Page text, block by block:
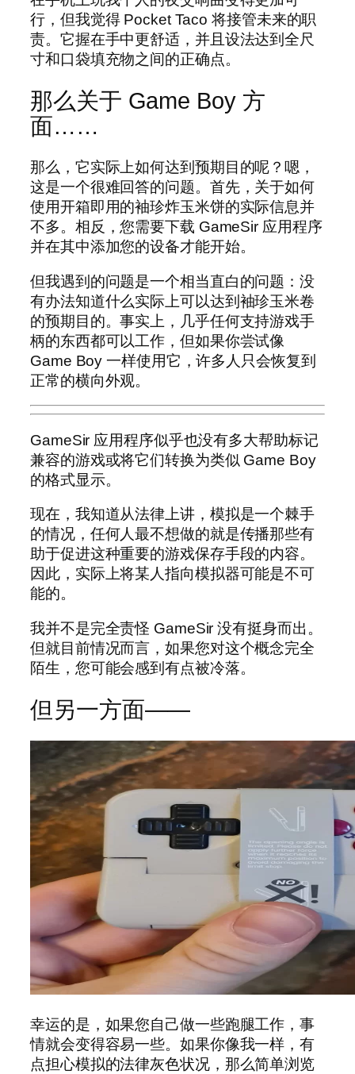
行，但我觉得 Pocket Taco 将接管未来的职
责。它握在手中更舒适，并且设法达到全尺
寸和口袋填充物之间的正确点。
那么关于 Game Boy 方
面……
那么，它实际上如何达到预期目的呢？嗯，
这是一个很难回答的问题。首先，关于如何
使用开箱即用的袖珍炸玉米饼的实际信息并
不多。相反，您需要下载 GameSir 应用程序
并在其中添加您的设备才能开始。
但我遇到的问题是一个相当直白的问题：没
有办法知道什么实际上可以达到袖珍玉米卷
的预期目的。事实上，几乎任何支持游戏手
柄的东西都可以工作，但如果你尝试像
Game Boy 一样使用它，许多人只会恢复到
正常的横向外观。
GameSir 应用程序似乎也没有多大帮助标记
兼容的游戏或将它们转换为类似 Game Boy
的格式显示。
现在，我知道从法律上讲，模拟是一个棘手
的情况，任何人最不想做的就是传播那些有
助于促进这种重要的游戏保存手段的内容。
因此，实际上将某人指向模拟器可能是不可
能的。
我并不是完全责怪 GameSir 没有挺身而出。
但就目前情况而言，如果您对这个概念完全
陌生，您可能会感到有点被冷落。
但另一方面——
幸运的是，如果您自己做一些跑腿工作，事
情就会变得容易一些。如果你像我一样，有
点担心模拟的法律灰色状况，那么简单浏览